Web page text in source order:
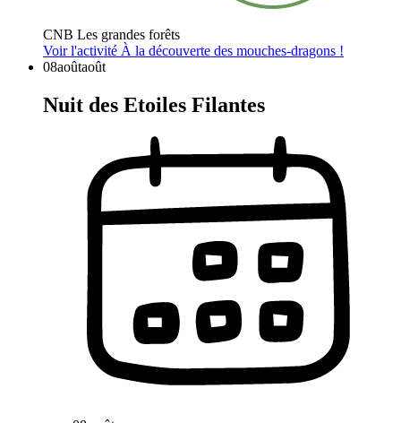
CNB Les grandes forêts
Voir l'activité À la découverte des mouches-dragons !
08aoûtaoût
Nuit des Etoiles Filantes